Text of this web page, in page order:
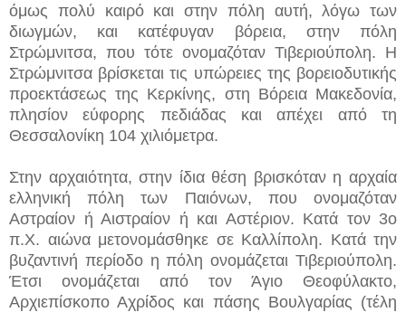
όμως πολύ καιρό και στην πόλη αυτή, λόγω των
διωγμών, και κατέφυγαν βόρεια, στην πόλη
Στρώμνιτσα, που τότε ονομαζόταν Τιβεριούπολη. Η
Στρώμνιτσα βρίσκεται τις υπώρειες της βορειοδυτικής
προεκτάσεως της Κερκίνης, στη Βόρεια Μακεδονία,
πλησίον εύφορης πεδιάδας και απέχει από τη
Θεσσαλονίκη 104 χιλιόμετρα.
Στην αρχαιότητα, στην ίδια θέση βρισκόταν η αρχαία
ελληνική πόλη των Παιόνων, που ονομαζόταν
Αστραίον ή Αιστραίον ή και Αστέριον. Κατά τον 3ο
π.Χ. αιώνα μετονομάσθηκε σε Καλλίπολη. Κατά την
βυζαντινή περίοδο η πόλη ονομάζεται Τιβεριούπολη.
Έτσι ονομάζεται από τον Άγιο Θεοφύλακτο,
Αρχιεπίσκοπο Αχρίδος και πάσης Βουλγαρίας (τέλη